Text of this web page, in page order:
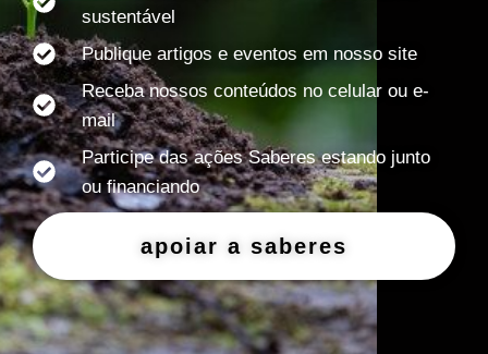
sustentável
Publique artigos e eventos em nosso site
Receba nossos conteúdos no celular ou e-
mail
Participe das ações Saberes estando junto
ou financiando
apoiar a saberes